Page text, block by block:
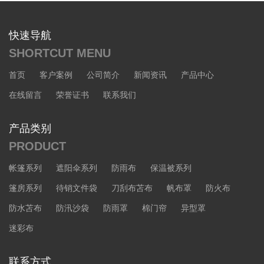
快速导航
SHORTCUT MENU
首页 客户案例 公司简介 新闻资讯 产品中心
在线留言 荣誉证书 联系我们
产品类别
PRODUCT
帐篷系列 遮阳伞系列 防雨布 保温被系列
篷房系列 待销文件袋 刀刮布苫布 帆布罩 防火布
防水苫布 防汛沙袋 防雨罩 棉门帘 异型罩
迷彩布